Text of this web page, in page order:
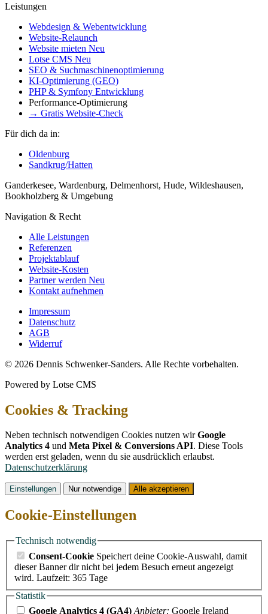
Leistungen
Webdesign & Webentwicklung
Website-Relaunch
Website mieten Neu
Lotse CMS Neu
SEO & Suchmaschinenoptimierung
KI-Optimierung (GEO)
PHP & Symfony Entwicklung
Performance-Optimierung
→ Gratis Website-Check
Für dich da in:
Oldenburg
Sandkrug/Hatten
Ganderkesee, Wardenburg, Delmenhorst, Hude, Wildeshausen,
Bookholzberg & Umgebung
Navigation & Recht
Alle Leistungen
Referenzen
Projektablauf
Website-Kosten
Partner werden Neu
Kontakt aufnehmen
Impressum
Datenschutz
AGB
Widerruf
© 2026 Dennis Schwenker-Sanders. Alle Rechte vorbehalten.
Powered by Lotse CMS
Cookies & Tracking
Neben technisch notwendigen Cookies nutzen wirGoogle
Analytics 4 und Meta Pixel & Conversions API. Diese Tools
werden erst geladen, wenn du sie ausdrücklich erlaubst.
Datenschutzerklärung
Einstellungen Nur notwendige Alle akzeptieren
Cookie-Einstellungen
Technisch notwendig
Consent-Cookie
dieser Banner dir nicht bei jedem Besuch erneut angezeigt
wird. Laufzeit: 365 Tage
Statistik
Google Analytics 4 (GA4) Anbieter: Google Ireland